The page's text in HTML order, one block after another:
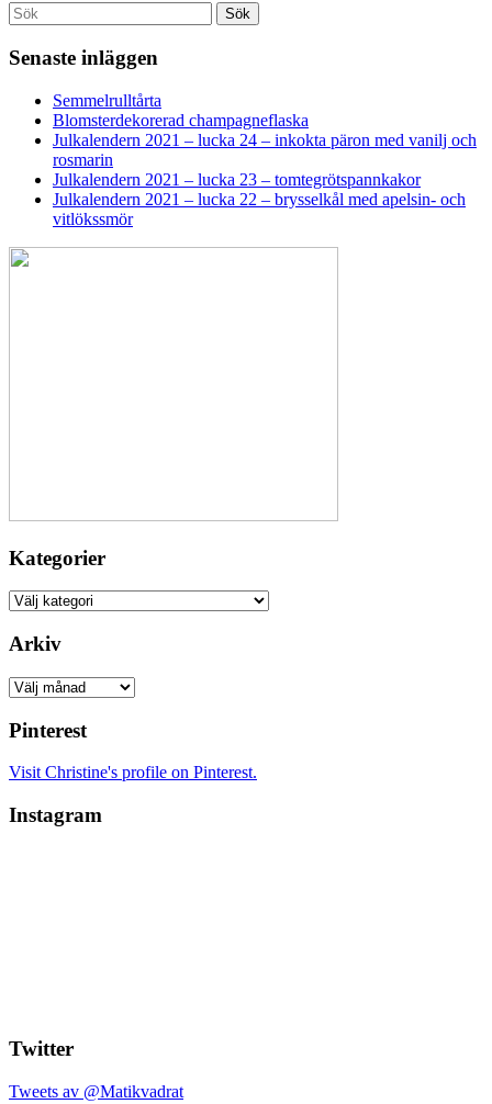
Search
for:
Sök
Senaste inläggen
Semmelrulltårta
Blomsterdekorerad champagneflaska
Julkalendern 2021 – lucka 24 – inkokta päron med vanilj och
rosmarin
Julkalendern 2021 – lucka 23 – tomtegrötspannkakor
Julkalendern 2021 – lucka 22 – brysselkål med apelsin- och
vitlökssmör
Kategorier
Kategorier
Arkiv
Arkiv
Pinterest
Visit Christine's profile on Pinterest.
Instagram
Twitter
Tweets av @Matikvadrat